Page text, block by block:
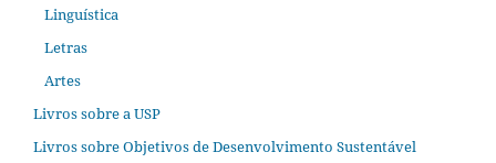
Linguística
Letras
Artes
Livros sobre a USP
Livros sobre Objetivos de Desenvolvimento Sustentável